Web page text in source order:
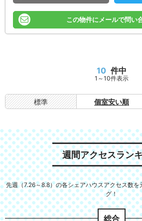
この物件にメールで問い
10 件中
1～10件表示
標準 個室安い順
週間アクセスラン
先週（7.26～8.8）の各シェアハウスアクセス数
グ！
総合